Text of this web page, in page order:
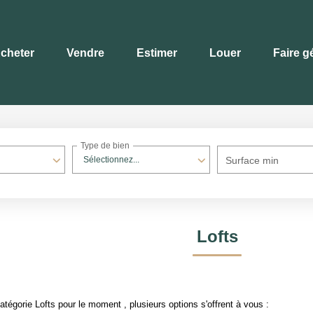
Vendre Estimer Louer Faire
Sélectionnez...
Type de bien
Surface min
Lofts
Lofts pour le moment , plusieurs options s'offrent à vous :